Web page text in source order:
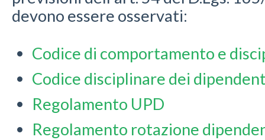
devono essere osservati:
Codice di comportamento e
Codice disciplinare dei
Regolamento UPD
Regolamento rotazione